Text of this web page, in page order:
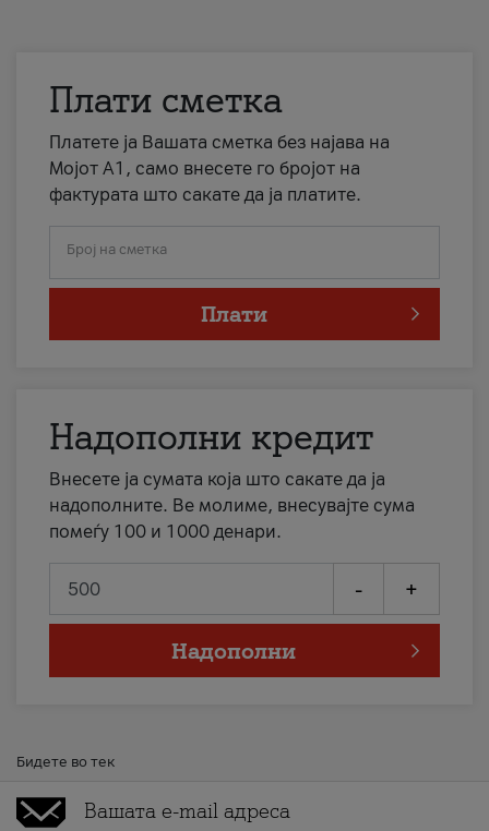
Плати сметка
Платете ја Вашата сметка без најава на
Мојот А1, само внесете го бројот на
фактурата што сакате да ја платите.
Број на сметка
Плати
Надополни кредит
Внесете ја сумата која што сакате да ја
надополните. Ве молиме, внесувајте сума
помеѓу 100 и 1000 денари.
- +
Надополни
Бидете во тек